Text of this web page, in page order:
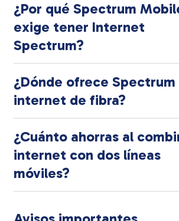
¿Por qué Spectrum
exige tener Internet
Spectrum?
¿Dónde ofrece Spectrum
internet de fibra?
¿Cuánto ahorras al
internet con dos líneas
móviles?